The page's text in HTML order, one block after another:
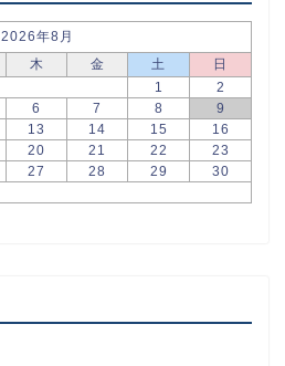
2026年8月
木 金 土
日
1
2
6 7 8
9
13 14 15
16
20 21 22
23
27 28 29
30